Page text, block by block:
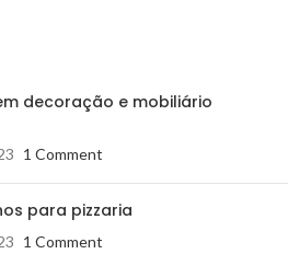
decoração e mobiliário
1 Comment
para pizzaria
1 Comment